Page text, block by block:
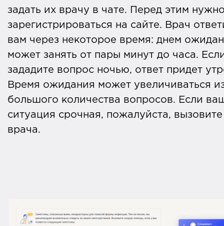
задать их врачу в чате. Перед этим
зарегистрироваться на сайте. Врач
вам через некоторое время: днем
может занять от пары минут до часа.
зададите вопрос ночью, ответ придет
Время ожидания может увеличиваться
большого количества вопросов. Если
ситуация срочная, пожалуйста, вызовите
врача.